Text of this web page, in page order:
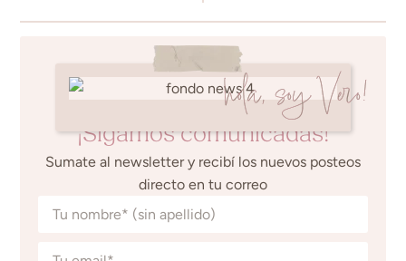
hola, soy Vero!
¡Sigamos comunicadas!
Sumate al newsletter y recibí los nuevos posteos
directo en tu correo